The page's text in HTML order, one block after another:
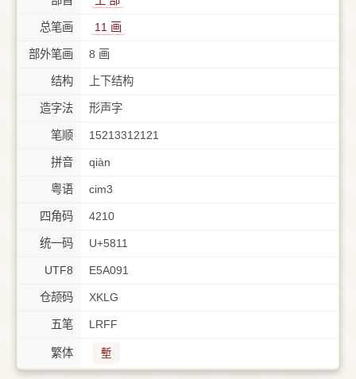
总笔画 11 画
部外笔画 8 画
结构 上下结构
造字法 形声字
笔顺 15213312121
拼音 qiàn
粤语 cim3
四角码 4210
统一码 U+5811
UTF8 E5A091
仓颉码 XKLG
五笔 LRFF
繁体 塹